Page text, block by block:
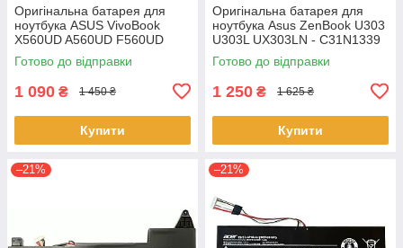
Оригінальна батарея для
ноутбука ASUS VivoBook
X560UD A560UD F560UD
K560UD R562UD - A31N1730
Готово до відправки
1 090 ₴ 1 450 ₴
Купити
Оригінальна батарея для
ноутбука Asus ZenBook U303
U303L UX303LN - C31N1339
(+11.31 V 50Wh) АКБ
Готово до відправки
1 250 ₴ 1 625 ₴
Купити
–21% –21%